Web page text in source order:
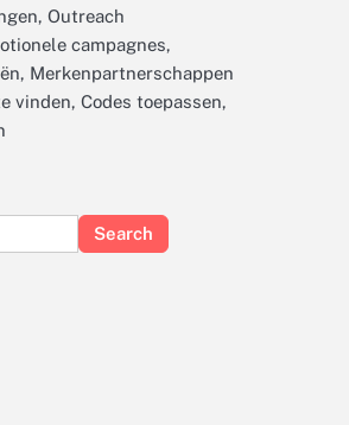
Outreach
campagnes,
Merkenpartnerschappen
vinden, Codes toepassen,